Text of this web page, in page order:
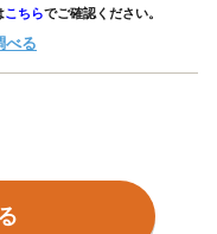
こちらでご確認ください。
べる